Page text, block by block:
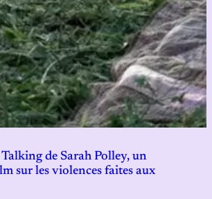
de Sarah Polley, un
sur les violences faites aux